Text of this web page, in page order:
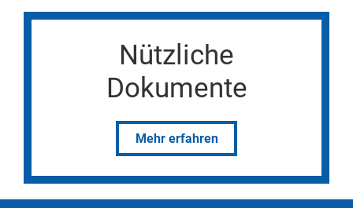
Nützliche
Dokumente
Mehr erfahren